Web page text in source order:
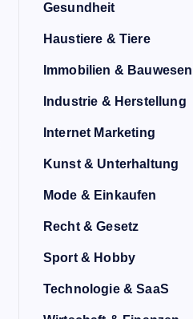
Gesundheit
Haustiere & Tiere
Immobilien & Bauwesen
Industrie & Herstellung
Internet Marketing
Kunst & Unterhaltung
Mode & Einkaufen
Recht & Gesetz
Sport & Hobby
Technologie & SaaS